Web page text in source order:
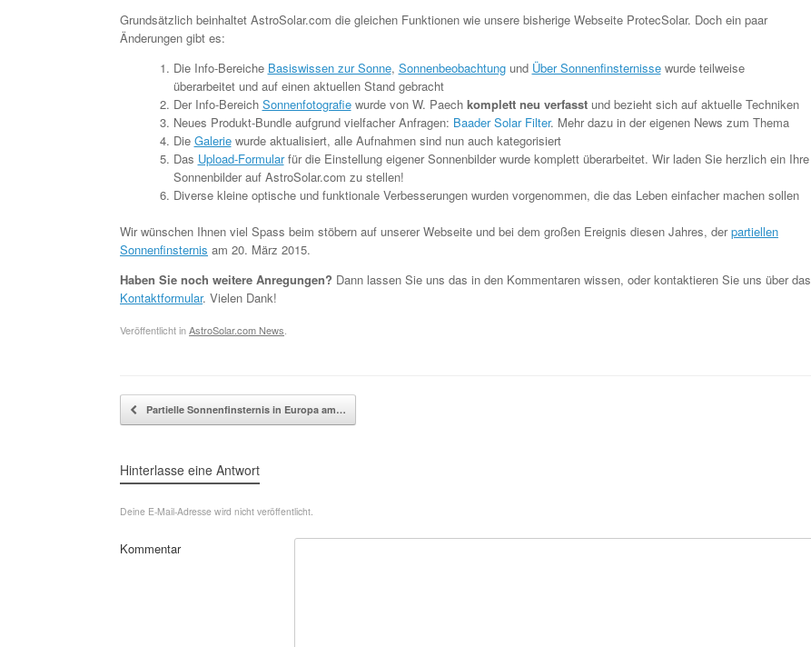
Grundsätzlich beinhaltet AstroSolar.com die gleichen Funktionen wie unsere bisherige Webseite ProtecSolar. Doch ein paar
Änderungen gibt es:
Die Info-Bereiche Basiswissen zur Sonne, Sonnenbeobachtungund Über Sonnenfinsternissewurde teilweise
überarbeitet und auf einen aktuellen Stand gebracht
Der Info-Bereich Sonnenfotografiewurde von W. Paech komplett neu verfasstund bezieht sich auf aktuelle Techniken
Neues Produkt-Bundle aufgrund vielfacher Anfragen: Baader Solar Filter. Mehr dazu in der eigenen News zum Thema
Die Galeriewurde aktualisiert, alle Aufnahmen sind nun auch kategorisiert
Das Upload-Formularfür die Einstellung eigener Sonnenbilder wurde komplett überarbeitet. Wir laden Sie herzlich ein Ihre
Sonnenbilder auf AstroSolar.com zu stellen!
Diverse kleine optische und funktionale Verbesserungen wurden vorgenommen, die das Leben einfacher machen sollen
Wir wünschen Ihnen viel Spass beim stöbern auf unserer Webseite und bei dem großen Ereignis diesen Jahres, derpartiellen
Sonnenfinsternis am 20. März 2015.
Haben Sie noch weitere Anregungen? Dann lassen Sie uns das in den Kommentaren wissen, oder kontaktieren Sie uns über das
Kontaktformular. Vielen Dank!
Veröffentlicht inAstroSolar.com News.
Beitragsnavigation
Partielle Sonnenfinsternis in Europa am…
Hinterlasse eine Antwort
Deine E-Mail-Adresse wird nicht veröffentlicht.
Kommentar